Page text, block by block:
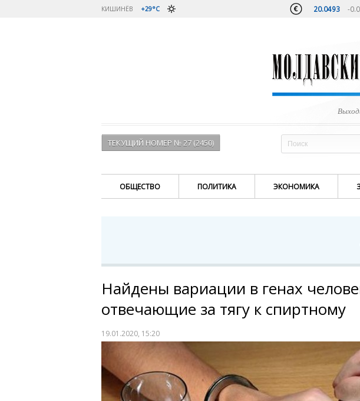
КИШИНЁВ +29°C 20.0493 -
ТЕКУЩИЙ НОМЕР № 27 (2450)
ОБЩЕСТВО ПОЛИТИКА ЭКОНОМИКА
Найдены вариации в генах
отвечающие за тягу к спиртному
19.01.2020, 15:20